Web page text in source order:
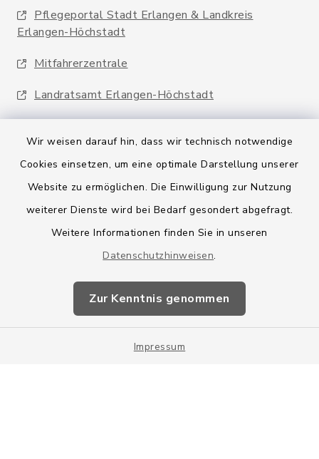
Wir weisen darauf hin, dass wir technisch notwendige
Cookies einsetzen, um eine optimale Darstellung unserer
Website zu ermöglichen. Die Einwilligung zur Nutzung
weiterer Dienste wird bei Bedarf gesondert abgefragt.
Weitere Informationen finden Sie in unseren
Datenschutzhinweisen.
Zur Kenntnis genommen
Impressum
Pflegeportal Stadt Erlangen & Landkreis
Erlangen-Höchstadt
Mitfahrerzentrale
Landratsamt Erlangen-Höchstadt
Barrierefreiheit
Impressum
Sitemap